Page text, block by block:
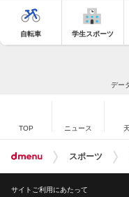
自転車 学生スポーツ
デー
TOP ニュース
スポーツ
サイトご利用にあたって